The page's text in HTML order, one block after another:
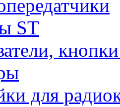
ST
для